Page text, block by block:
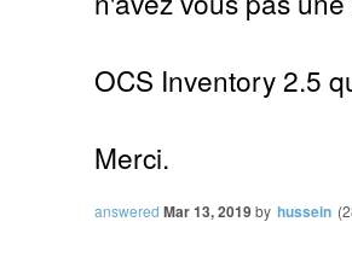
OCS Inventory 2.5
Merci.
answered Mar 13, 2019by hussein (